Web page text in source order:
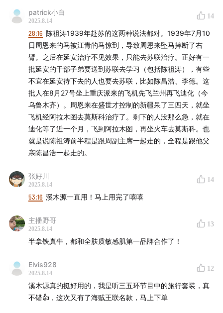
00:24:01一汽选址与建设
00:28:19苏联援助与关键人物的作用
00:42:20一汽建设：从设计到三年建成的挑战与动员
01:03:05 苏联专家对中国一汽建设的贡献与挑战
01:12:42一汽基建施工与物资管理中的问题
01:16:06中苏双方的技术冲突与协作共进
01:33:06一汽全员培训和学习高潮
01:46:03解放牌汽车：中国工业化的象征与历史贡献
patrick小白
2025.8.14
14
28:16 陈祖涛1939年赴苏的这两种说法都对。1939年7月10
日周恩来的马被江青的马惊到，导致周恩来坠马摔断了右
臂。之后在延安治疗不见效果，只能去苏联治疗。正好有一
批延安的干部子弟要送到苏联去学习（包括陈祖涛），有些
不宜在延安待下去的人也要去苏联，比如陈昌浩、李德。这
批人在8月27号坐上重庆派来的飞机先飞兰州再飞迪化（今
乌鲁木齐）。周恩来在盛世才控制的新疆呆了三四天，就坐
飞机经阿拉木图去莫斯科治疗了。剩下的人没那么急，就在
迪化等了近一个月，飞到阿拉木图，再坐火车去莫斯科。也
就是说陈祖涛前半程是跟周副主席一起走的，全程是跟他父
亲陈昌浩一起走的。
张好川
2025.8.14
14
53:16 溪木源一直用！马上用完了嘻嘻
主播野哥
2025.8.14
13
半拿铁真牛，都和全肤质敏感肌第一品牌合作了！
Elvis928
2025.8.14
12
溪木源真的挺好用的，我是听三五环节目中的旅行套装，真
不错👍，这次又有了海贼王联名款，马上下单